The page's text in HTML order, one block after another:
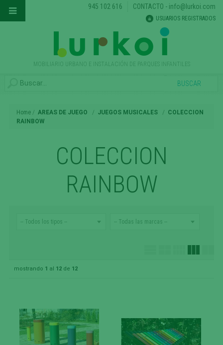
MOBILIARIO URBANO E INSTALACIÓN DE PARQUES INFANTILES
945 102 616 CONTACTO - info@lurkoi.com
USUARIOS REGISTRADOS
Home AREAS DE JUEGO JUEGOS MUSICALES
COLECCION
RAINBOW
COLECCION
RAINBOW
mostrando 1 al 12 de 12